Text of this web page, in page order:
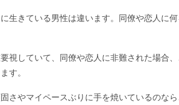
生きている男性は違います。同僚や恋人に
視していて、同僚や恋人に非難された場合
す。
さやマイペースぶりに手を焼いているのな